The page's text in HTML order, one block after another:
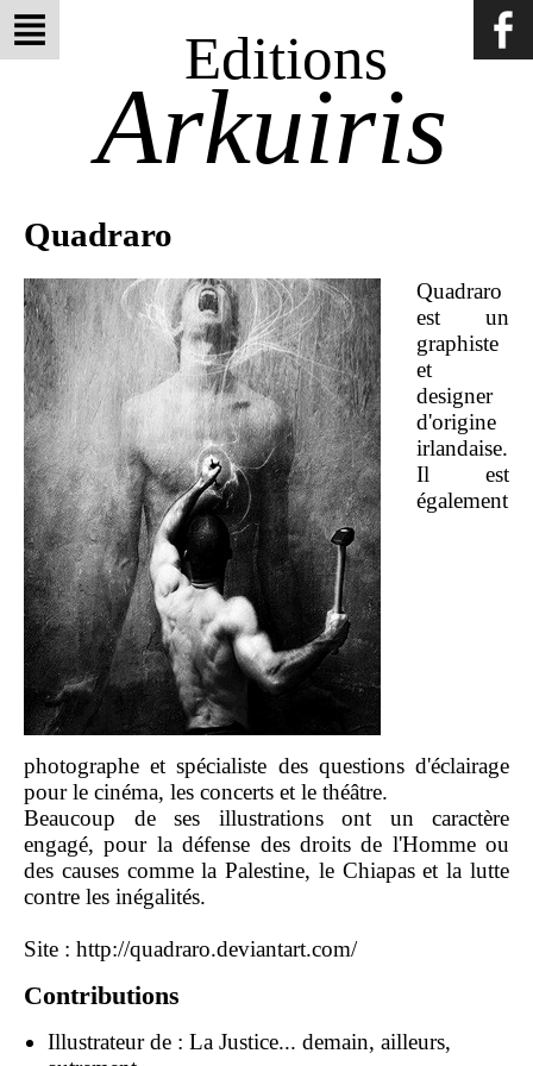
Editions
Arkuiris
Quadraro
Quadraro
est un
graphiste
et
designer
d'origine
irlandaise.
Il est
également
photographe et spécialiste des questions d'éclairage
pour le cinéma, les concerts et le théâtre.
Beaucoup de ses illustrations ont un caractère
engagé, pour la défense des droits de l'Homme ou
des causes comme la Palestine, le Chiapas et la lutte
contre les inégalités.
Site : http://quadraro.deviantart.com/
Contributions
Illustrateur de : La Justice... demain, ailleurs,